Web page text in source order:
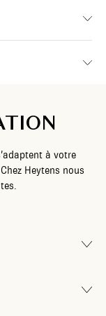
à votre
Heytens nous